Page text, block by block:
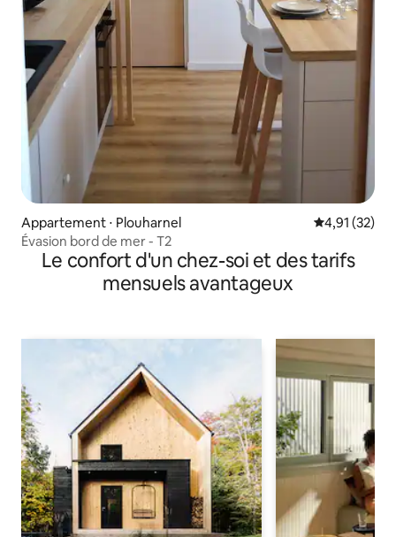
Appartement ⋅ Plouharnel Évaluation
4,91 (32)
Évasion bord de mer - T2
Le confort d'un chez-soi et des tarifs
mensuels avantageux